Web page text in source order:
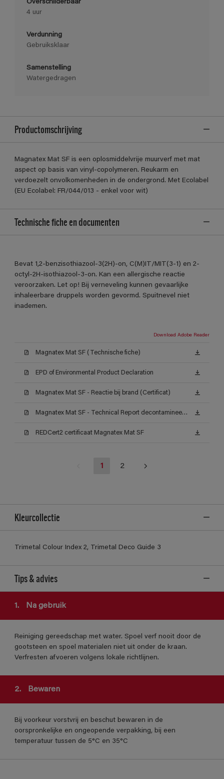
Overschilderbaar
4 uur
Verdunning
Gebruiksklaar
Samenstelling
Watergedragen
Productomschrijving
Magnatex Mat SF is een oplosmiddelvrije muurverf met mat
aspect op basis van vinyl-copolymeren. Reukarm en
verdoezelt onvolkomenheden in de ondergrond. Met Ecolabel
(EU Ecolabel: FR/044/013 - enkel voor wit)
Technische fiche en documenten
Bevat 1,2-benzisothiazool-3(2H)-on, C(M)IT/MIT(3-1) en 2-
octyl-2H-isothiazool-3-on. Kan een allergische reactie
veroorzaken. Let op! Bij verneveling kunnen gevaarlijke
inhaleerbare druppels worden gevormd. Spuitnevel niet
inademen.
Download Adobe Reader
Magnatex Mat SF (Technische fiche)
EPD of Environmental Product Declaration
Magnatex Mat SF - Reactie bij brand (Certificat)
Magnatex Mat SF - Technical Report decontamineerbaarheid (Certificat)
REDCert2 certificaat Magnatex Mat SF
1 2
Kleurcollectie
Trimetal Colour Index 2, Trimetal Deco Guide 3
Tips & advies
1. Na gebruik
Reiniging gereedschap met water. Spoel verf nooit door de
gootsteen en spoel materialen niet uit onder de kraan.
Verfresten afvoeren volgens lokale richtlijnen.
2. Bewaren
Bij voorkeur vorstvrij en beschut bewaren in de
oorspronkelijke en ongeopende verpakking, bij een
temperatuur tussen de 5°C en 35°C